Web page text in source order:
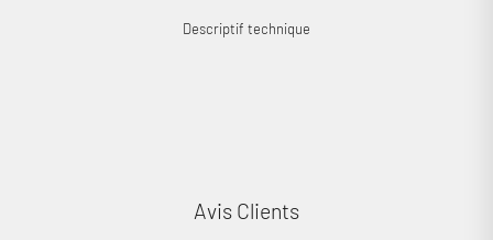
Descriptif technique
Avis Clients